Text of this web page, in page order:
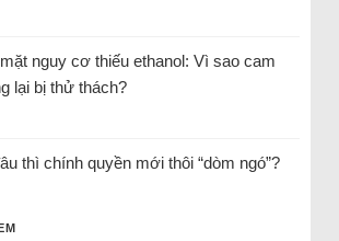
nguy cơ thiếu ethanol: Vì sao cam
lại bị thử thách?
thì chính quyền mới thôi “dòm ngó”?